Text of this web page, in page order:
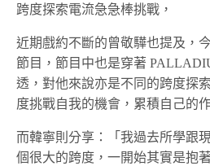
跨度探索電流急急棒挑戰，
近期戲約不斷的曾敬驊也提及，
節目，節目中也是穿著
透，對他來說亦是不同的跨度探
度挑戰自我的機會，累積自己的
而韓寧則分享：「我過去所學跟
個很大的跨度，一開始其實是抱